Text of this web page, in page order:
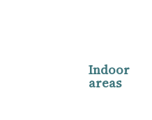
Indoor
areas